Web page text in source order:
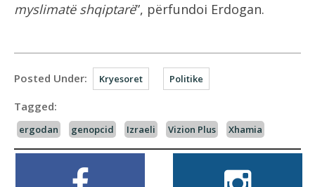
myslimatë shqiptarë”, përfundoi Erdogan.
Posted Under: Kryesoret Politike
Tagged:
ergodan genopcid Izraeli Vizion Plus Xhamia